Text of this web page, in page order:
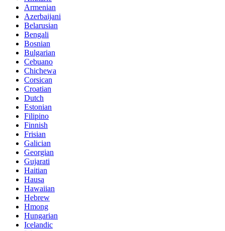
Armenian
Azerbaijani
Belarusian
Bengali
Bosnian
Bulgarian
Cebuano
Chichewa
Corsican
Croatian
Dutch
Estonian
Filipino
Finnish
Frisian
Galician
Georgian
Gujarati
Haitian
Hausa
Hawaiian
Hebrew
Hmong
Hungarian
Icelandic